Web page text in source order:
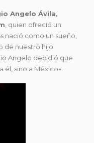
Angelo Ávila,
, quien ofreció un
nació como un sueño,
de nuestro hijo
Angelo decidió que
sino a México».